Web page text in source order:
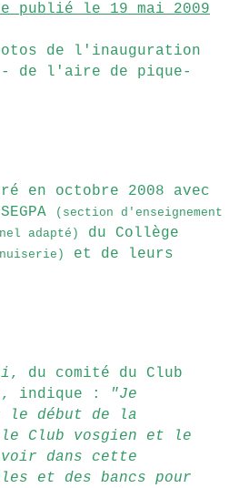
le 19 mai 2009
de l'inauguration
- de l'aire de pique-
en octobre 2008 avec
(section d'enseignement
adapté)
du Collège
et de leurs
, du comité du Club
indique :
"Je
le début de la
Club vosgien et le
dans cette
et des bancs pour